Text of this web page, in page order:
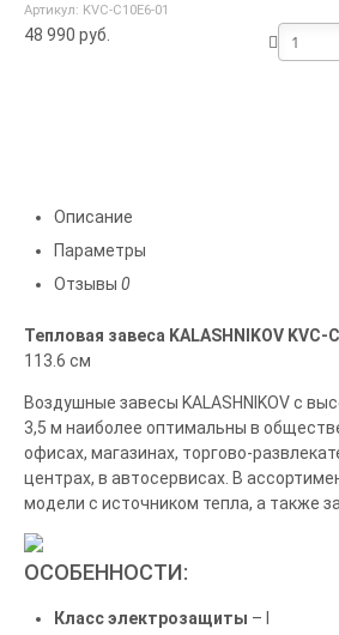
Артикул: KVС-C10E6-01
48 990 руб.
Описание
Параметры
Отзывы 0
Тепловая завеса KALASHNIKOV KVС-
113.6 см
Воздушные завесы KALASHNIKOV с
3,5 м наиболее оптимальны в
офисах, магазинах, торгово-
центрах, в автосервисах. В
модели с источником тепла, а также
ОСОБЕННОСТИ:
Класс электрозащиты – I